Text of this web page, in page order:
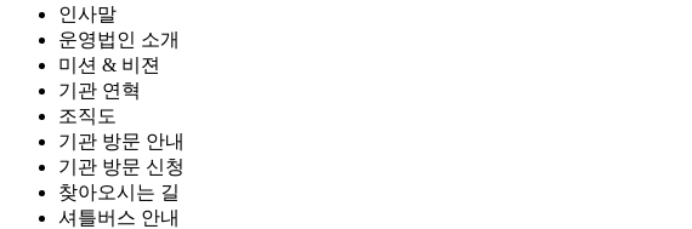
인사말
운영법인 소개
미션 & 비젼
기관 연혁
조직도
기관 방문 안내
기관 방문 신청
찾아오시는 길
셔틀버스 안내